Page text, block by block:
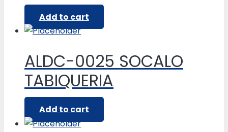
Add to cart
ALDC-0025 SOCALO
TABIQUERIA
Add to cart